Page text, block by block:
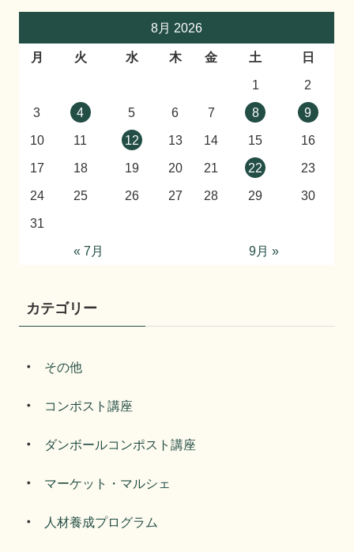
8月 2026
月 火 水 木 金 土
日
1
2
3
4 5 6 7 8
9
10
11 12 13 14 15
16
17
18 19 20 21 22
23
24
25 26 27 28 29
30
31
« 7月
9月 »
カテゴリー
その他
コンポスト講座
ダンボールコンポスト講座
マーケット・マルシェ
人材養成プログラム